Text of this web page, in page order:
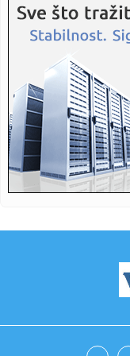
15:52: NIKOLIĆ
Partizana ...
15:47:
tvrdnji ...
15:45:ANS o
sme bit...
15:45:Eurojust
15:45:Omri
Zemun
Stigli